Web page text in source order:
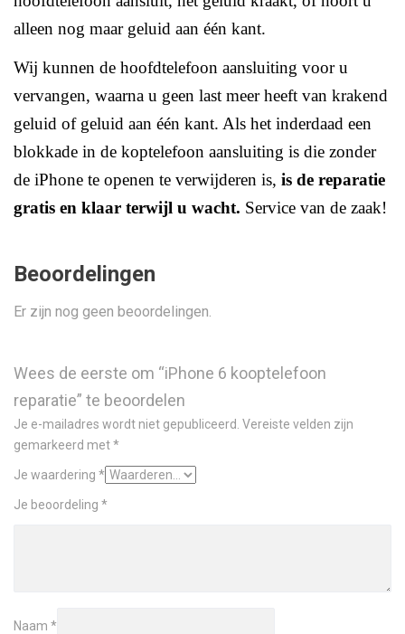
alleen nog maar geluid aan één kant.
Wij kunnen de hoofdtelefoon aansluiting voor u
vervangen, waarna u geen last meer heeft van krakend
geluid of geluid aan één kant. Als het inderdaad een
blokkade in de koptelefoon aansluiting is die zonder
de iPhone te openen te verwijderen is, is de reparatie
gratis en klaar terwijl u wacht. Service van de zaak!
Beoordelingen
Er zijn nog geen beoordelingen.
Wees de eerste om “iPhone 6 kooptelefoon
reparatie” te beoordelen
Je e-mailadres wordt niet gepubliceerd. Vereiste velden zijn
gemarkeerd met*
Je waardering *
Je beoordeling *
Naam *